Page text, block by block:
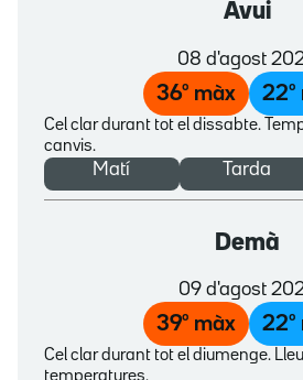
Avui
08 d'agost
36º màx 22º
Cel clar durant tot el dissabte.
canvis.
Matí Tarda
Demà
09 d'agost
39º màx 22º
Cel clar durant tot el diumenge.